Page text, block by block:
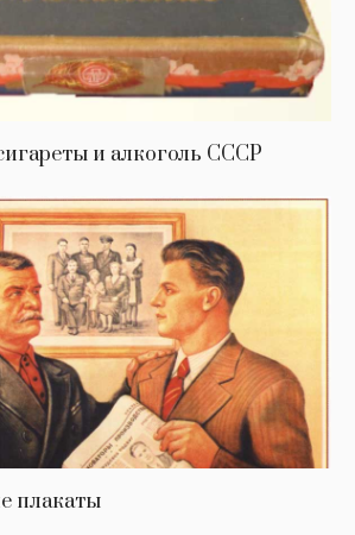
и алкоголь СССР
плакаты